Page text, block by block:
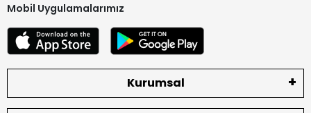
Mobil Uygulamalarımız
Kurumsal